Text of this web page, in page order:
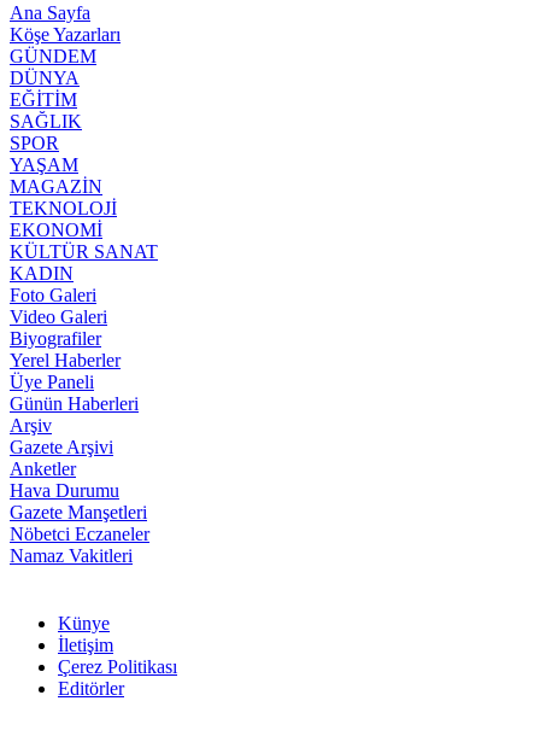
Ana Sayfa
Köşe Yazarları
GÜNDEM
DÜNYA
EĞİTİM
SAĞLIK
SPOR
YAŞAM
MAGAZİN
TEKNOLOJİ
EKONOMİ
KÜLTÜR SANAT
KADIN
Foto Galeri
Video Galeri
Biyografiler
Yerel Haberler
Üye Paneli
Günün Haberleri
Arşiv
Gazete Arşivi
Anketler
Hava Durumu
Gazete Manşetleri
Nöbetci Eczaneler
Namaz Vakitleri
Künye
İletişim
Çerez Politikası
Editörler